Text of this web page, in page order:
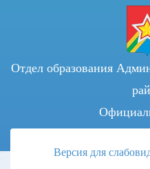
Отдел образования
Версия для